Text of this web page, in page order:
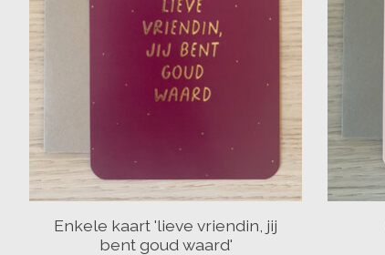
Enkele kaart 'lieve vriendin, jij
bent goud waard'